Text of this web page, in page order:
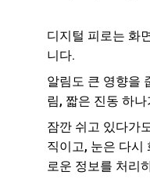
디지털 피로는 화
니다.
알림도 큰 영향을
림, 짧은 진동 하
잠깐 쉬고 있다가
직이고, 눈은 다시
로운 정보를 처리